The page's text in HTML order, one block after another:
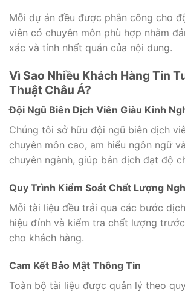
Mỗi dự án đều được phân công cho
viên có chuyên môn phù hợp nhằm
xác và tính nhất quán của nội dung.
Vì Sao Nhiều Khách Hàng Tin
Thuật Châu Á?
Đội Ngũ Biên Dịch Viên Giàu Kinh
Chúng tôi sở hữu đội ngũ biên dịch
chuyên môn cao, am hiểu ngôn ngữ
chuyên ngành, giúp bản dịch đạt độ
Quy Trình Kiểm Soát Chất Lượng
Mỗi tài liệu đều trải qua các bước
hiệu đính và kiểm tra chất lượng
cho khách hàng.
Cam Kết Bảo Mật Thông Tin
Toàn bộ tài liệu được quản lý theo